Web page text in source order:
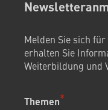
Melden Sie sich
erhalten Sie
Weiterbildung und
Themen